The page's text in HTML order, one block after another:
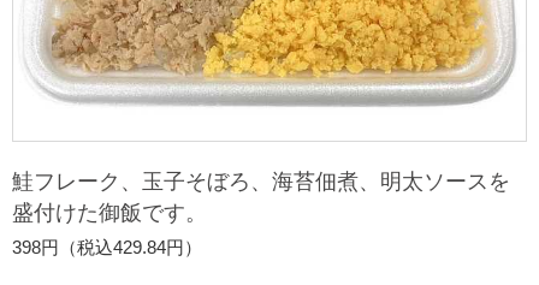
セブンプレミアム
ギフト
プリペイドカード・金券
マルチコピー機でできること
コピー
プリント
宅配便
切手・はがき・印紙
チケットサービス
セブンチケット
セブン‐イレブンでお受取り
ニュースリリース
企業理念
会社概要
サステナビリティ
セブン＆アイ・ホールディングスの重点課題
サステナビリティ活動基本方針
加盟店オーナー募集
鮭フレーク、玉子そぼろ、海苔佃煮、明太ソースを
盛付けた御飯です。
398円（税込429.84円）